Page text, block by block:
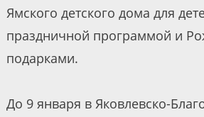
Ямского детского дома для
праздничной программой и
подарками.
До 9 января в Яковлевско-